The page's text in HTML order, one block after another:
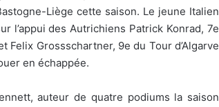
Liège cette saison. Le jeune Italien
l’appui des Autrichiens Patrick Konrad, 7e
Felix Grossschartner, 9e du Tour d’Algarve
en échappée.
auteur de quatre podiums la saison